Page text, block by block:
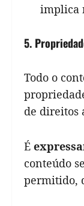
implica
5.
Todo o
de direitos
É
conteúdo
permitido,